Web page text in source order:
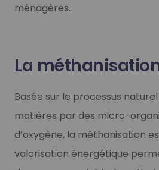
ménagères.
La
Basée sur le processus
matières par des micro-
d’oxygène, la méthanisation
valorisation énergétique